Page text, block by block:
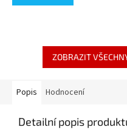
ZOBRAZIT
Popis Hodnocení
Detailní popis